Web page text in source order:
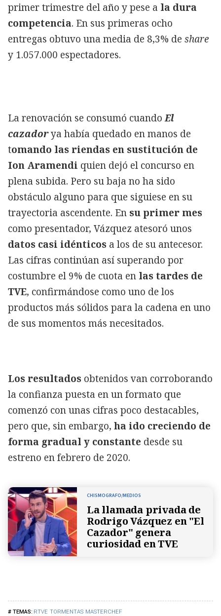
RTVE TORMENTAS MASTERCHEF
primer trimestre del año y pese a la dura
competencia. En sus primeras ocho
entregas obtuvo una media de 8,3% de share
y 1.057.000 espectadores.
La renovación se consumó cuandoEl
cazadorya había quedado en manos de
tomando las riendas en sustitución de
Ion Aramendi quien dejó el concurso en
plena subida. Pero su baja no ha sido
obstáculo alguno para que siguiese en su
trayectoria ascendente. En su primer mes
como presentador, Vázquez atesoró unos
datos casi idénticos a los de su antecesor.
Las cifras continúan así superando por
costumbre el 9% de cuota en las tardes de
TVE, confirmándose como uno de los
productos más sólidos para la cadena en uno
de sus momentos más necesitados.
Los resultados obtenidos van corroborando
la confianza puesta en un formato que
comenzó con unas cifras poco destacables,
pero que, sin embargo, ha ido creciendo de
forma gradual y constante desde su
estreno en febrero de 2020.
CHISMOGRAFO/MEDIOS
La llamada privada de
Rodrigo Vázquez en "El
Cazador" genera
curiosidad en TVE